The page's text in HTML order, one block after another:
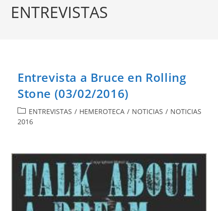
ENTREVISTAS
Entrevista a Bruce en Rolling
Stone (03/02/2016)
Categoría
de
ENTREVISTAS / HEMEROTECA / NOTICIAS / NOTICIAS
2016